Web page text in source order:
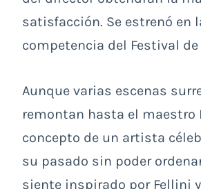
satisfacción. Se estrenó en
competencia del Festival de
Aunque varias escenas
remontan hasta el maestro
concepto de un artista
su pasado sin poder
siente inspirado por Fellini